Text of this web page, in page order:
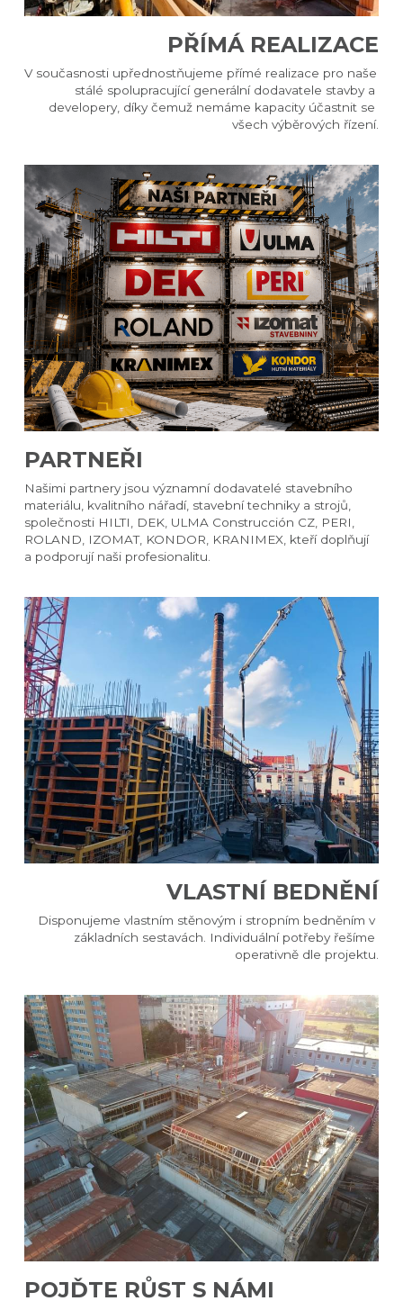
PŘÍMÁ REALIZACE​
V současnosti upřednostňujeme přímé realizace pro naše
stálé spolupracující generální dodavatele stavby a
developery, díky čemuž nemáme kapacity účastnit se
všech výběrových řízení.
PARTNEŘI​
Našimi partnery jsou významní dodavatelé stavebního
materiálu, kvalitního nářadí, stavební techniky a strojů,
společnosti HILTI, DEK, ULMA Construcción CZ, PERI,
ROLAND, IZOMAT, KONDOR, KRANIMEX, kteří doplňují
a podporují naši profesionalitu.
VLASTNÍ BEDNĚNÍ​
Disponujeme vlastním stěnovým i stropním bedněním v
základních sestavách. Individuální potřeby řešíme
operativně dle projektu.
POJĎTE RŮST S NÁMI